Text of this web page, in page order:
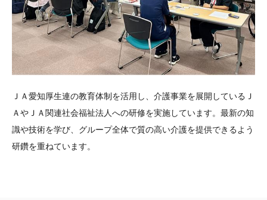
ＪＡ愛知厚生連の教育体制を活用し、介護事業を展開しているＪ
ＡやＪＡ関連社会福祉法人への研修を実施しています。最新の知
識や技術を学び、グループ全体で質の高い介護を提供できるよう
研鑽を重ねています。